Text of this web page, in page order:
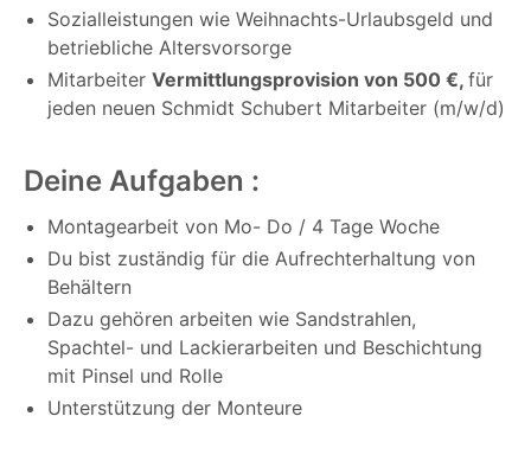
Sozialleistungen wie Weihnachts-Urlaubsgeld und
betriebliche Altersvorsorge
Mitarbeiter Vermittlungsprovision von 500 €, für
jeden neuen Schmidt Schubert Mitarbeiter (m/w/d)
Deine Aufgaben :
Montagearbeit von Mo- Do / 4 Tage Woche
Du bist zuständig für die Aufrechterhaltung von
Behältern
Dazu gehören arbeiten wie Sandstrahlen,
Spachtel- und Lackierarbeiten und Beschichtung
mit Pinsel und Rolle
Unterstützung der Monteure